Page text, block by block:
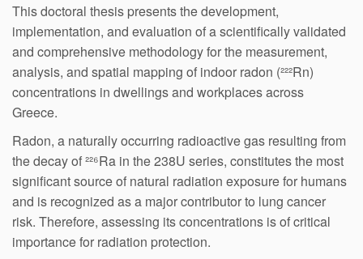
This doctoral thesis presents the development,
implementation, and evaluation of a scientifically validated
and comprehensive methodology for the measurement,
analysis, and spatial mapping of indoor radon (²²²Rn)
concentrations in dwellings and workplaces across
Greece.
Radon, a naturally occurring radioactive gas resulting from
the decay of ²²⁶Ra in the 238U series, constitutes the most
significant source of natural radiation exposure for humans
and is recognized as a major contributor to lung cancer
risk. Therefore, assessing its concentrations is of critical
importance for radiation protection.